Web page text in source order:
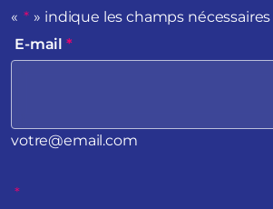
« * » indique les champs nécessaires
E-mail *
votre@email.com
*